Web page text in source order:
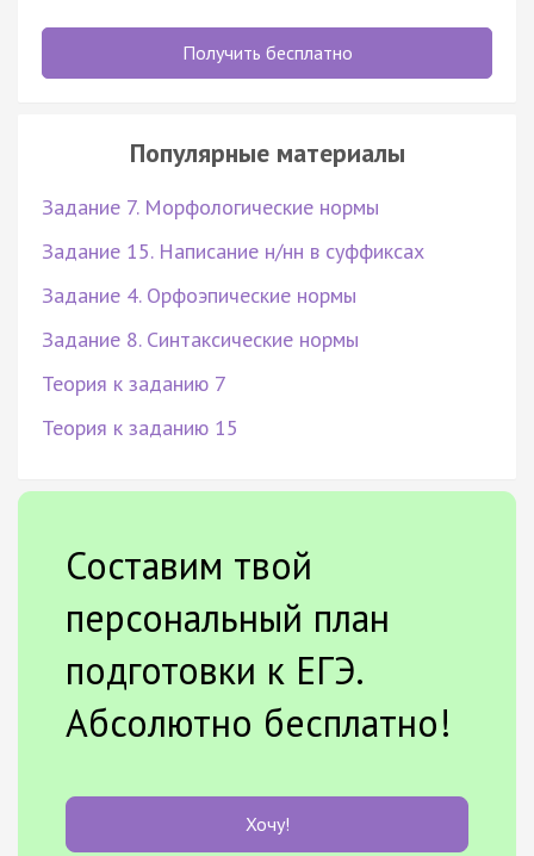
Получить бесплатно
Популярные материалы
Задание 7. Морфологические нормы
Задание 15. Написание н/нн в суффиксах
Задание 4. Орфоэпические нормы
Задание 8. Синтаксические нормы
Теория к заданию 7
Теория к заданию 15
Составим твой
персональный план
подготовки к ЕГЭ.
Абсолютно бесплатно!
Хочу!